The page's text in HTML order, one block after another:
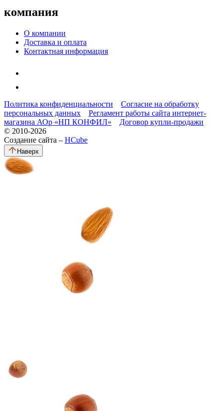
компания
О компании
Доставка и оплата
Контактная информация
Политика конфиденциальности
Согласие на обработку
персональных данных
Регламент работы сайта интернет-
магазина АОр «НП КОНФИЛ»
Договор купли-продажи
© 2010-2026
Создание сайта – HCube
Наверх